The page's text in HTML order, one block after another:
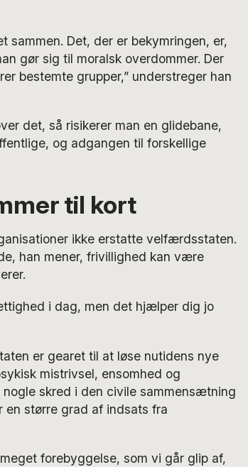
sammen. Det, der er bekymringen, er,
gør sig til moralsk overdommer. Der
bestemte grupper,” understreger han
det, så risikerer man en glidebane,
og adgangen til forskellige
til kort
ikke erstatte velfærdsstaten.
han mener, frivillighed kan være
i dag, men det hjælper dig jo
er gearet til at løse nutidens nye
mistrivsel, ensomhed og
skred i den civile sammensætning
en større grad af indsats fra
forebyggelse, som vi går glip af,